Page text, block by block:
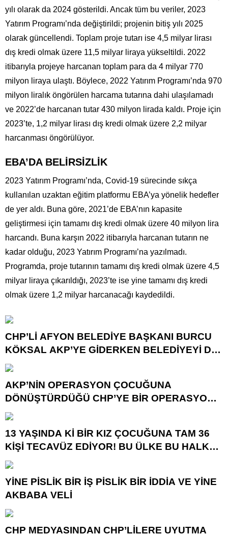
yılı olarak da 2024 gösterildi. Ancak tüm bu veriler, 2023
Yatırım Programı’nda değiştirildi; projenin bitiş yılı 2025
olarak güncellendi. Toplam proje tutarı ise 4,5 milyar lirası
dış kredi olmak üzere 11,5 milyar liraya yükseltildi. 2022
itibarıyla projeye harcanan toplam para da 4 milyar 770
milyon liraya ulaştı. Böylece, 2022 Yatırım Programı’nda 970
milyon liralık öngörülen harcama tutarına dahi ulaşılamadı
ve 2022’de harcanan tutar 430 milyon lirada kaldı. Proje için
2023’te, 1,2 milyar lirası dış kredi olmak üzere 2,2 milyar
harcanması öngörülüyor.
EBA’DA BELİRSİZLİK
2023 Yatırım Programı’nda, Covid-19 sürecinde sıkça
kullanılan uzaktan eğitim platformu EBA’ya yönelik hedefler
de yer aldı. Buna göre, 2021’de EBA’nın kapasite
geliştirmesi için tamamı dış kredi olmak üzere 40 milyon lira
harcandı. Buna karşın 2022 itibarıyla harcanan tutarın ne
kadar olduğu, 2023 Yatırım Programı’na yazılmadı.
Programda, proje tutarının tamamı dış kredi olmak üzere 4,5
milyar liraya çıkarıldığı, 2023’te ise yine tamamı dış kredi
olmak üzere 1,2 milyar harcanacağı kaydedildi.
CHP’Lİ AFYON BELEDİYE BAŞKANI BURCU
KÖKSAL AKP’YE GİDERKEN BELEDİYEYİ DE
GÖTÜRÜYOR!
AKP’NİN OPERASYON ÇOCUĞUNA
DÖNÜŞTÜRDÜĞÜ CHP’YE BİR OPERASYON
DAHA!
13 YAŞINDA Kİ BİR KIZ ÇOCUĞUNA TAM 36
KİŞİ TECAVÜZ EDİYOR! BU ÜLKE BU HALK
NEREYE SAVRULDU NASIL SAVRULDU!
YİNE PİSLİK BİR İŞ PİSLİK BİR İDDİA VE YİNE
AKBABA VELİ
CHP MEDYASINDAN CHP’LİLERE UYUTMA